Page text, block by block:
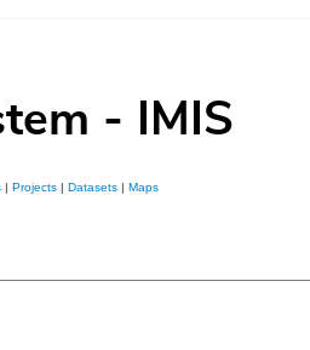
- IMIS
Projects Datasets Maps